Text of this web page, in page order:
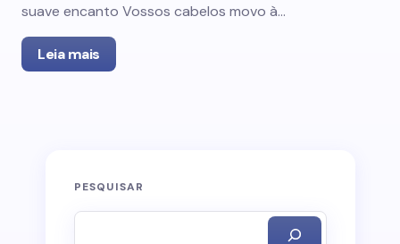
suave encanto Vossos cabelos movo à…
Leia mais
PESQUISAR